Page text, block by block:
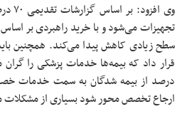
وی
تجهیزات می‌شود و با خرید راهبردی بر اساس
سطح زیادی کاهش پیدا می‌کند. همچنین
درصد از بیمه شدگان به سمت خدمات
ارجاع تخصص محور شود بسیاری از مشکلات